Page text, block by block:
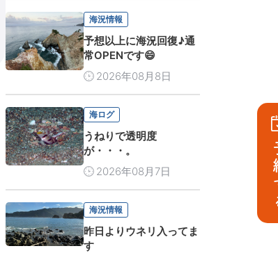
海況情報
予想以上に海況回復♪通
常OPENです😄
2026年08月8日
海ログ
うねりで透明度
が・・・。
2026年08月7日
海況情報
昨日よりウネリ入ってま
す